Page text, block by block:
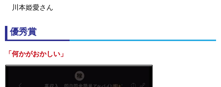
川本姫愛さん
優秀賞
「何かがおかしい」